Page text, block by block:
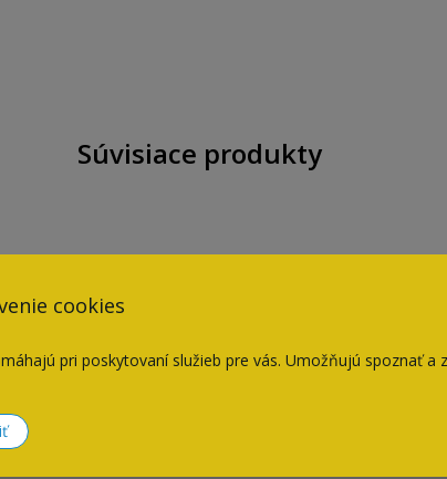
cookies
pri poskytovaní služieb pre vás. Umožňujú spoznať a
Súvisiace produkty